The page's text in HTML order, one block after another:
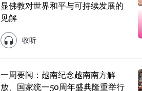
显佛教对世界和平与可持续发展的
见解
收听
一周要闻：越南纪念越南南方解
放、国家统一50周年盛典隆重举行